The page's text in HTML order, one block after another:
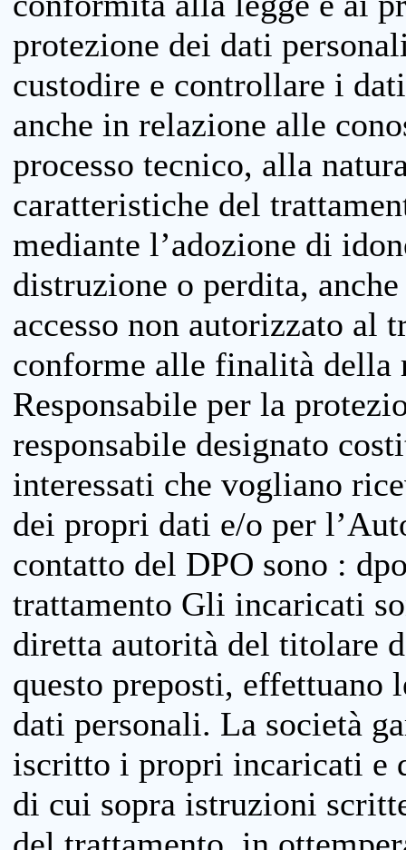
protezione dei dati
custodire e controllare i
anche in relazione alle
processo tecnico, alla
caratteristiche del
mediante l’adozione di
distruzione o perdita,
accesso non autorizzato al
conforme alle finalità della
Responsabile per la
responsabile designato
interessati che vogliano
dei propri dati e/o per
contatto del DPO sono :
trattamento Gli incaricati
diretta autorità del titolare
questo preposti, effettuano
dati personali. La società
iscritto i propri incaricati e
di cui sopra istruzioni